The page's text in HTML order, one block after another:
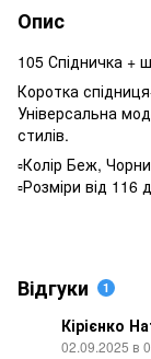
Опис
105 Спідничка +
Коротка
Універсальна
стилів.
▫️Колір Беж,
▫️Розміри від 116
Відгуки 1
Кірієнко
02.09.2025 в